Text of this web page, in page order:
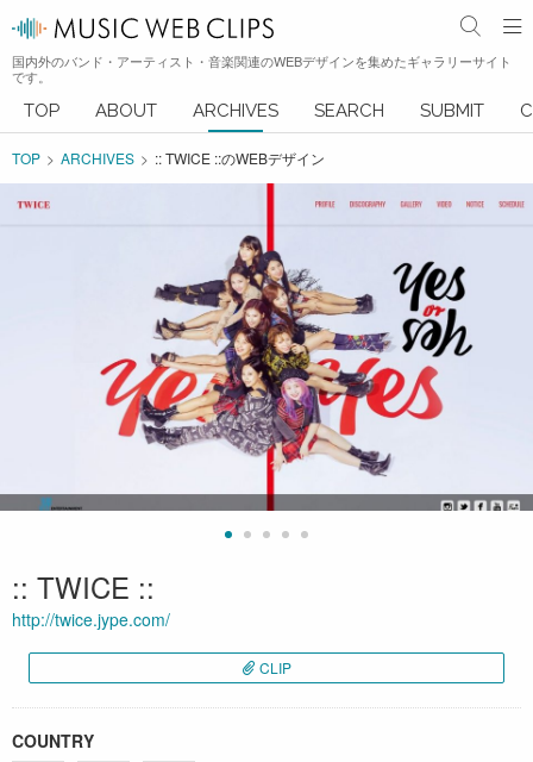
国内外のバンド・アーティスト・音楽関連のWEBデザインを集めたギャラリーサイト
です。
TOP ABOUT ARCHIVES SEARCH SUBMIT
TOP ARCHIVES :: TWICE ::のWEBデザイン
:: TWICE ::
http://twice.jype.com/
CLIP
COUNTRY